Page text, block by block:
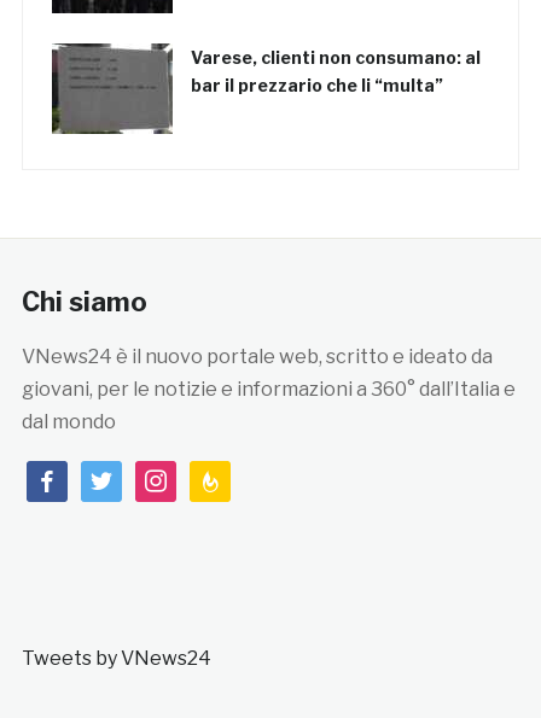
Varese, clienti non consumano: al
bar il prezzario che li “multa”
Chi siamo
VNews24 è il nuovo portale web, scritto e ideato da
giovani, per le notizie e informazioni a 360° dall’Italia e
dal mondo
facebooktwitterinstagramfeedburner
Tweets by VNews24